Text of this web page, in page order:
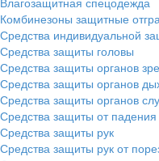
Комбинезоны защитные
Средства индивидуальной
Средства защиты головы
Средства защиты органов
Средства защиты органов
Средства защиты органов
Средства защиты от
Средства защиты рук
Средства защиты рук от